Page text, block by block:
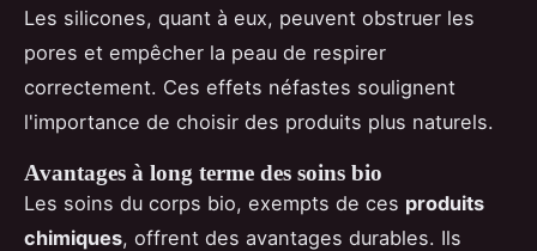
Les silicones, quant à eux, peuvent obstruer les
pores et empêcher la peau de respirer
correctement. Ces effets néfastes soulignent
l'importance de choisir des produits plus naturels.
Avantages à long terme des soins bio
Les soins du corps bio, exempts de ces produits
chimiques, offrent des avantages durables. Ils